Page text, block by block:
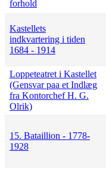
forhold
Kastellets
indkvartering i tiden
1684 - 1914
Loppeteatret i Kastellet
(Gensvar paa et Indlæg
fra Kontorchef H. G.
Olrik)
15. Bataillion - 1778-
1928